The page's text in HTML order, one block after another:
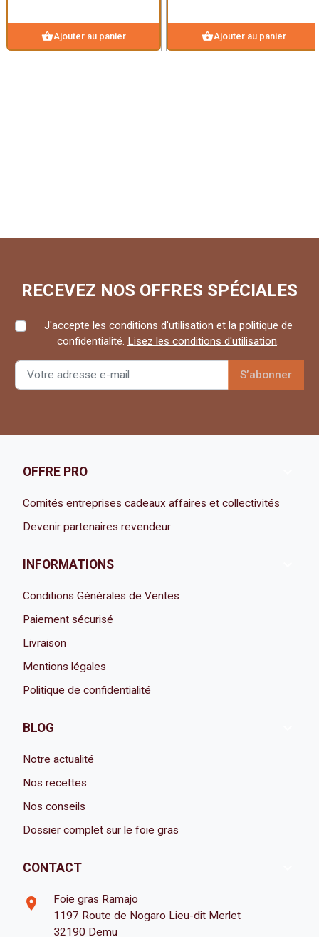
shopping_basketAjouter au panier shopping_basketAjouter au panier
RECEVEZ NOS OFFRES SPÉCIALES
J'accepte les conditions d'utilisation et la politique de
confidentialité. Lisez les conditions d'utilisation.
OFFRE PRO
Comités entreprises cadeaux affaires et collectivités
Devenir partenaires revendeur
INFORMATIONS
Conditions Générales de Ventes
Paiement sécurisé
Livraison
Mentions légales
Politique de confidentialité
BLOG
Notre actualité
Nos recettes
Nos conseils
Dossier complet sur le foie gras
CONTACT
room
Foie gras Ramajo
1197 Route de Nogaro Lieu-dit Merlet
32190 Demu